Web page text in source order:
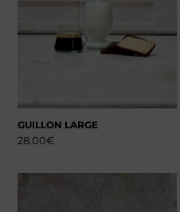
GUILLON LARGE
28.00€